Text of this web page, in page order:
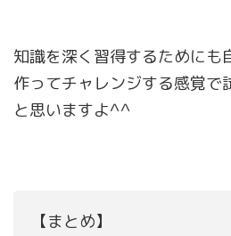
知識を深く習得するためにも
作ってチャレンジする感覚で
と思いますよ^^
【まとめ】